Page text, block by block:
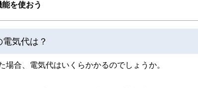
を使おう
気代は？
場合、電気代はいくらかかるのでしょうか。